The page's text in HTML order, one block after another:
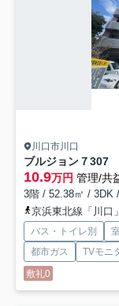
川口市川口
ブルジョン７307
10.9万円 管理/共
3階 / 52.38㎡ / 3DK
京浜東北線「川口
バス・トイレ別
都市ガス
TVモニ
敷礼0